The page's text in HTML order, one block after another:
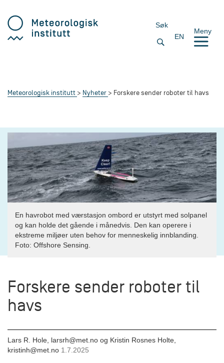
Søk
EN
Meny
Meteorologisk institutt Nyheter Forskere sender roboter til havs
En havrobot med værstasjon ombord er utstyrt med solpanel
og kan holde det gående i månedvis. Den kan operere i
ekstreme miljøer uten behov for menneskelig innblanding.
Foto: Offshore Sensing.
Forskere sender roboter til
havs
Lars R. Hole, larsrh@met.no og Kristin Rosnes Holte,
kristinh@met.no 1.7.2025